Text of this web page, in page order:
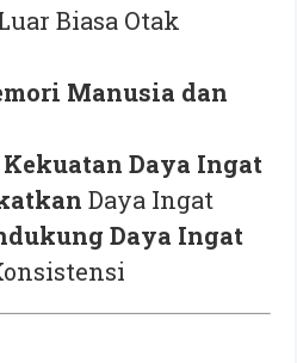
Biasa Otak
Manusia dan
Kekuatan Daya Ingat
Daya Ingat
Daya Ingat